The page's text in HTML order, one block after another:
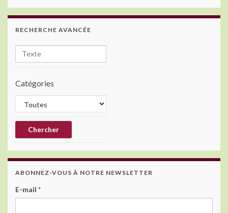
RECHERCHE AVANCÉE
Catégories
ABONNEZ-VOUS À NOTRE NEWSLETTER
E-mail *